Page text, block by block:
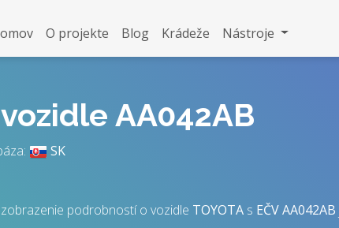
O projekte Blog Krádeže Nástroje
AA042AB
SK
podrobností o vozidle TOYOTAs EČV AA042AB